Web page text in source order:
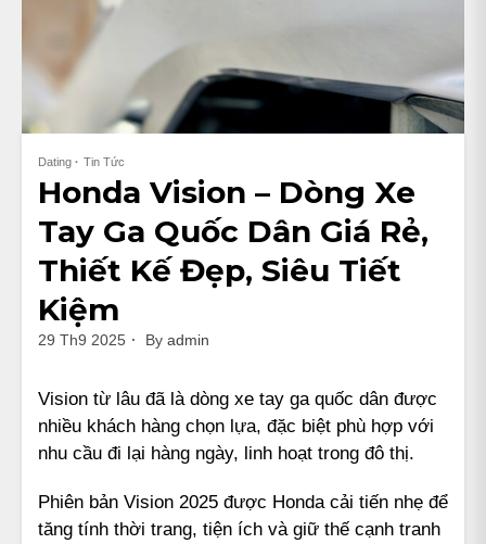
Dating Tin Tức
Honda Vision – Dòng Xe
Tay Ga Quốc Dân Giá Rẻ,
Thiết Kế Đẹp, Siêu Tiết
Kiệm
29 Th9 2025 By admin
Vision từ lâu đã là dòng xe tay ga quốc dân được
nhiều khách hàng chọn lựa, đặc biệt phù hợp với
nhu cầu đi lại hàng ngày, linh hoạt trong đô thị.
Phiên bản Vision 2025 được Honda cải tiến nhẹ để
tăng tính thời trang, tiện ích và giữ thế cạnh tranh